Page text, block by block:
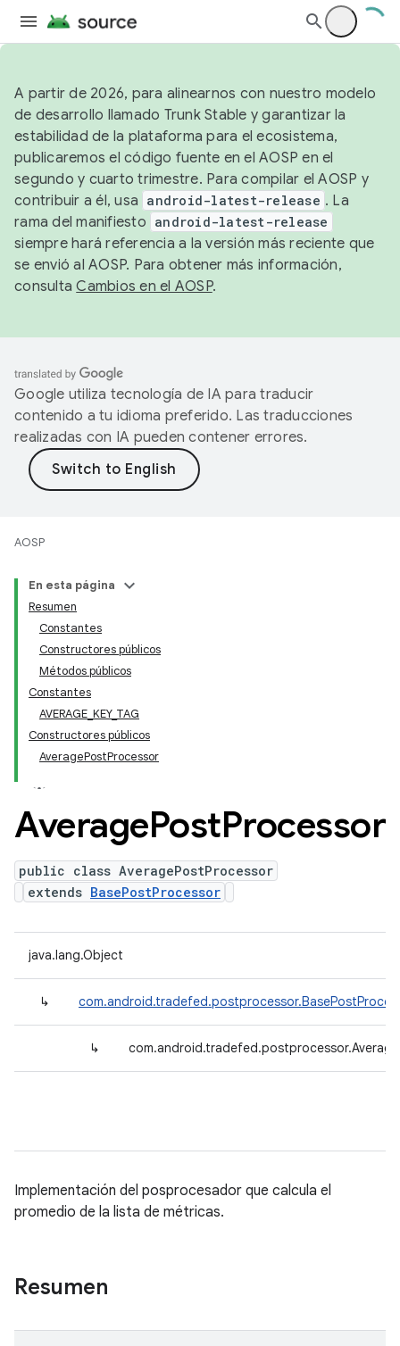
A partir de 2026, para alinearnos con nuestro modelo
de desarrollo llamado Trunk Stable y garantizar la
estabilidad de la plataforma para el ecosistema,
publicaremos el código fuente en el AOSP en el
segundo y cuarto trimestre. Para compilar el AOSP y
contribuir a él, usa android-latest-release . La
rama del manifiesto android-latest-release
siempre hará referencia a la versión más reciente que
se envió al AOSP. Para obtener más información,
consultaCambios en el AOSP.
Google utiliza tecnología de IA para traducir
contenido a tu idioma preferido. Las traducciones
realizadas con IA pueden contener errores.
AOSP
En esta página
Resumen
Constantes
Constructores públicos
Métodos públicos
Constantes
AVERAGE_KEY_TAG
Constructores públicos
AveragePostProcessor
AveragePostProcessor
public class AveragePostProcessor
extends BasePostProcessor
java.lang.Object
↳
↳
Implementación del posprocesador que calcula el
promedio de la lista de métricas.
Resumen